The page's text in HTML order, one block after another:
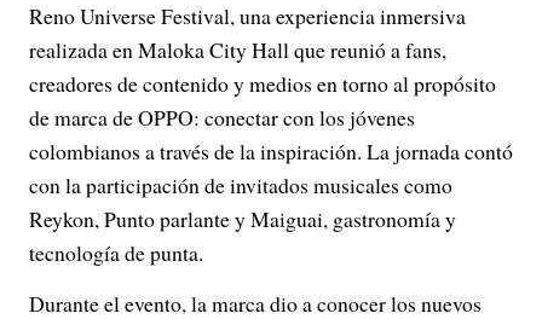
Reno Universe Festival, una experiencia inmersiva
realizada en Maloka City Hall que reunió a fans,
creadores de contenido y medios en torno al propósito
de marca de OPPO: conectar con los jóvenes
colombianos a través de la inspiración. La jornada contó
con la participación de invitados musicales como
Reykon, Punto parlante y Maiguai, gastronomía y
tecnología de punta.
Durante el evento, la marca dio a conocer los nuevos